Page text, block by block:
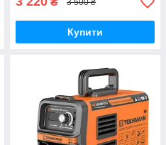
Купити